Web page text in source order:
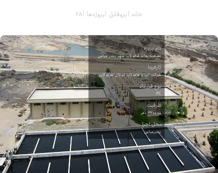
خانه پروفایل پروژه‌ها
نام پروژه
تصفیه خانه فاضلاب شهر بندر عباس
کارفرما
شرکت آب و فاضلاب استان هرمزگان
نوع قرارداد
PC
ظرفیت
۳۲۰۰۰۰ نفر
محل اجرا
بندرعباس